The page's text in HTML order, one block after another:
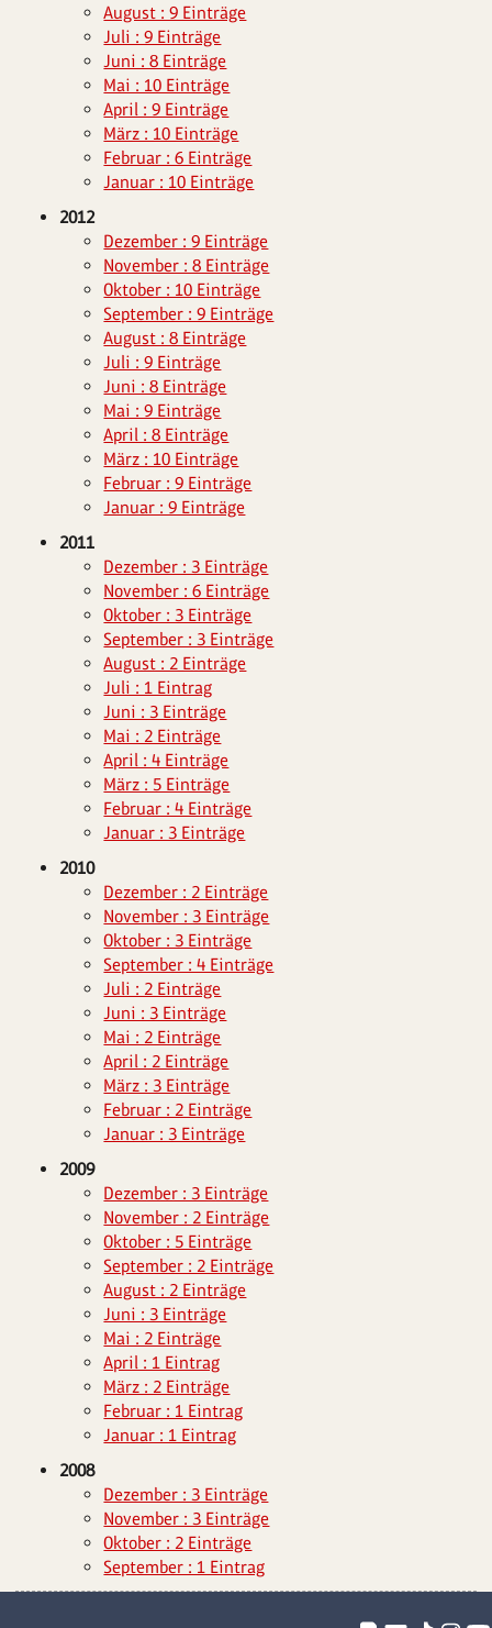
August : 9 Einträge
Juli : 9 Einträge
Juni : 8 Einträge
Mai : 10 Einträge
April : 9 Einträge
März : 10 Einträge
Februar : 6 Einträge
Januar : 10 Einträge
2012
Dezember : 9 Einträge
November : 8 Einträge
Oktober : 10 Einträge
September : 9 Einträge
August : 8 Einträge
Juli : 9 Einträge
Juni : 8 Einträge
Mai : 9 Einträge
April : 8 Einträge
März : 10 Einträge
Februar : 9 Einträge
Januar : 9 Einträge
2011
Dezember : 3 Einträge
November : 6 Einträge
Oktober : 3 Einträge
September : 3 Einträge
August : 2 Einträge
Juli : 1 Eintrag
Juni : 3 Einträge
Mai : 2 Einträge
April : 4 Einträge
März : 5 Einträge
Februar : 4 Einträge
Januar : 3 Einträge
2010
Dezember : 2 Einträge
November : 3 Einträge
Oktober : 3 Einträge
September : 4 Einträge
Juli : 2 Einträge
Juni : 3 Einträge
Mai : 2 Einträge
April : 2 Einträge
März : 3 Einträge
Februar : 2 Einträge
Januar : 3 Einträge
2009
Dezember : 3 Einträge
November : 2 Einträge
Oktober : 5 Einträge
September : 2 Einträge
August : 2 Einträge
Juni : 3 Einträge
Mai : 2 Einträge
April : 1 Eintrag
März : 2 Einträge
Februar : 1 Eintrag
Januar : 1 Eintrag
2008
Dezember : 3 Einträge
November : 3 Einträge
Oktober : 2 Einträge
September : 1 Eintrag